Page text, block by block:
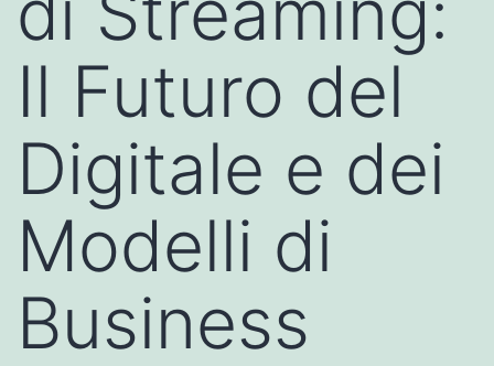
Il Futuro del
Digitale e dei
Modelli di
Business